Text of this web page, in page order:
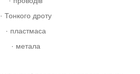
· Тонкого дроту
· пластмаса
· метала